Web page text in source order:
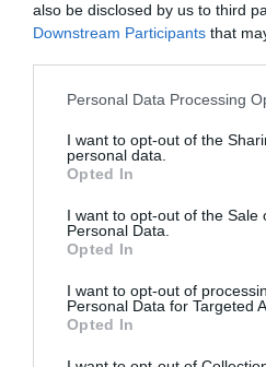
also be disclosed by us to third
Downstream Participants that
Please note that this website/
not limited to your visit or usage
grant or deny consent to Google
use your data for below
consent section.
Personal Data Processing
I want to opt-out of the
personal data.
Opted In
I want to opt-out of the Sale
Personal Data.
Opted In
I want to opt-out of
Personal Data for Targeted
Opted In
Nemrég például Selena
kiadja élete első spanyol
lebeszélték volna erről a
reggaeton világraszóló
köszönhetően talán
(Forrás:Billboard)
Nyitókép:Christina Aguilera
Aguilera
CHRISTINA AGUILERA